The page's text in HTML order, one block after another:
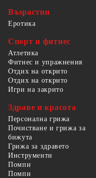
Възрастни
Еротика
Спорт и фитнес
Атлетика
Фитнес и упражнения
Отдих на открито
Отдих на открито
Игри на закрито
Здраве и красота
Персонална грижа
Почистване и грижа за
бижута
Грижа за здравето
Инструменти
Помпи
Помпи